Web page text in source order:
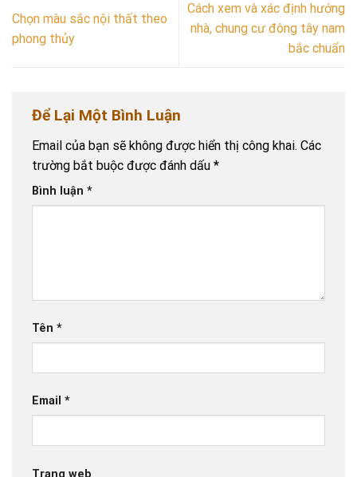
Chọn màu sắc nội thất theo
phong thủy
Cách xem và xác định hướng
nhà, chung cư đông tây nam
bắc chuẩn
Để Lại Một Bình Luận
Email của bạn sẽ không được hiển thị công khai. Các
trường bắt buộc được đánh dấu *
Bình luận *
Tên *
Email *
Trang web